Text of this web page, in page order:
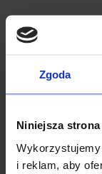
Zgoda
Niniejsza
i reklam, aby
Złącze
Pady
Pady
Złącze